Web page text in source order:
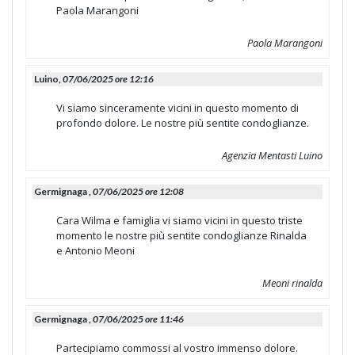
Paola Marangoni
Paola Marangoni
Luino,07/06/2025 ore 12:16
Vi siamo sinceramente vicini in questo momento di
profondo dolore. Le nostre più sentite condoglianze.
Agenzia Mentasti Luino
Germignaga ,07/06/2025 ore 12:08
Cara Wilma e famiglia vi siamo vicini in questo triste
momento le nostre più sentite condoglianze Rinalda
e Antonio Meoni
Meoni rinalda
Germignaga ,07/06/2025 ore 11:46
Partecipiamo commossi al vostro immenso dolore.